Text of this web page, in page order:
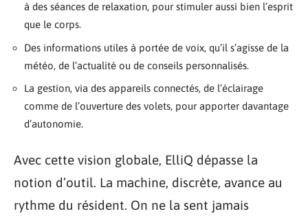
à des séances de relaxation, pour stimuler aussi bien l’esprit
que le corps.
Des informations utiles à portée de voix, qu’il s’agisse de la
météo, de l’actualité ou de conseils personnalisés.
La gestion, via des appareils connectés, de l’éclairage
comme de l’ouverture des volets, pour apporter davantage
d’autonomie.
Avec cette vision globale, ElliQ dépasse la
notion d’outil. La machine, discrète, avance au
rythme du résident. On ne la sent jamais